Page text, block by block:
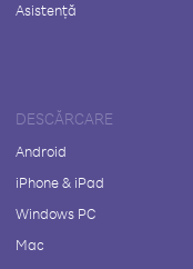
Asistență
DESCĂRCARE
Android
iPhone & iPad
Windows PC
Mac